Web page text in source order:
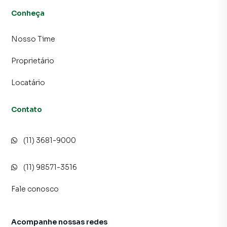
Conheça
Nosso Time
Proprietário
Locatário
Contato
(11) 3681-9000
(11) 98571-3516
Fale conosco
Acompanhe nossas redes